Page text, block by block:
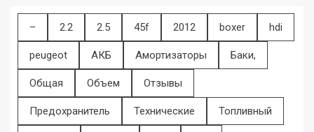
– 2.2 2.5 45f 2012 boxer hdi
peugeot АКБ Амортизаторы Баки,
Общая Объем Отзывы
Предохранитель Технические Топливный